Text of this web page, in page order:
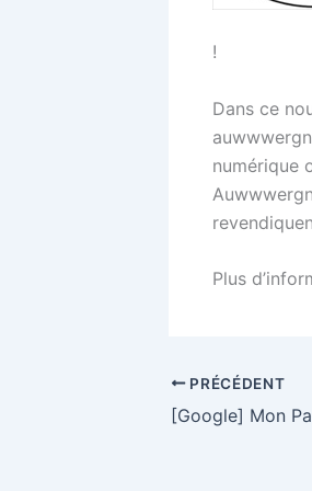
!
Dans ce
numérique
Plus
PRÉCÉDENT